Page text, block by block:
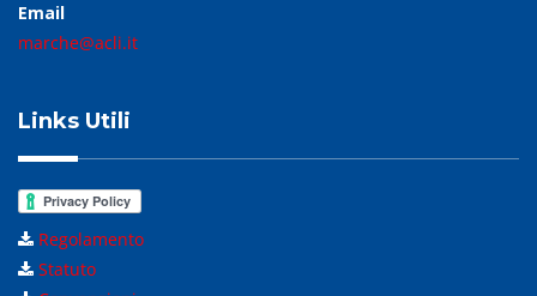
Email
marche@acli.it
Links Utili
Regolamento
Statuto